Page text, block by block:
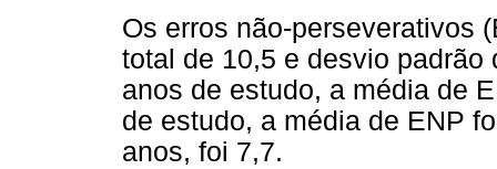
Os erros não-perseverativos
total de 10,5 e desvio
anos de estudo, a média de
de estudo, a média de ENP
anos, foi 7,7.